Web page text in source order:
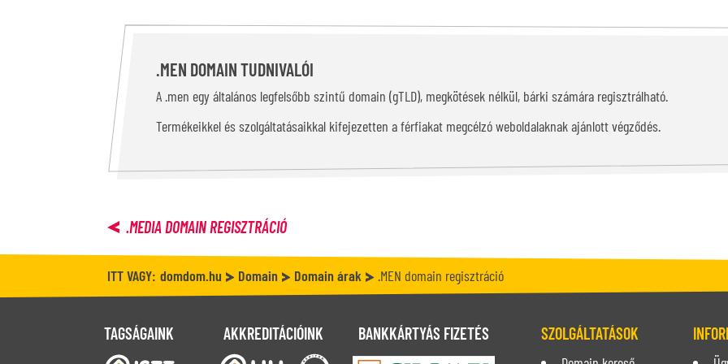
.MEN DOMAIN TUDNIVALÓI
A .men egy általános legfelsőbb szintű domain (gTLD), megkötések nélkül, bárki számára regisztrálható.
Termékeikkel és szolgáltatásaikkal kifejezetten a férfiakat megcélzó weboldalaknak ajánlott végződés.
.MEDIADOMAIN REGISZTRÁCIÓ
ITT VAGY: domdom.hu Domain Domain árak .MEN domain regisztráció
TAGSÁGAINK AKKREDITÁCIÓINK BANKKÁRTYÁS FIZETÉS SZOLGÁLTATÁSOK